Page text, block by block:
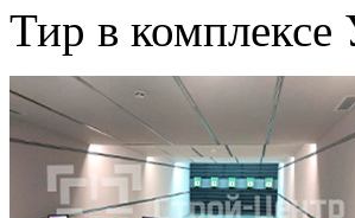
Тир в